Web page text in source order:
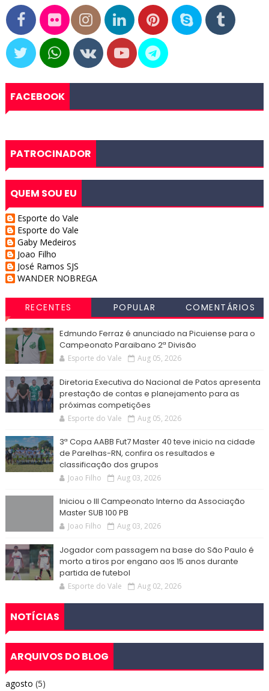
FACEBOOK
PATROCINADOR
QUEM SOU EU
Esporte do Vale
Esporte do Vale
Gaby Medeiros
Joao Filho
José Ramos SJS
WANDER NOBREGA
RECENTES POPULAR COMENTÁRIOS
Edmundo Ferraz é anunciado na Picuiense para o
Campeonato Paraibano 2ª Divisão
Esporte do Vale Aug 05, 2026
Diretoria Executiva do Nacional de Patos apresenta
prestação de contas e planejamento para as
próximas competições
Esporte do Vale Aug 05, 2026
3ª Copa AABB Fut7 Master 40 teve inicio na cidade
de Parelhas-RN, confira os resultados e
classificação dos grupos
Joao Filho Aug 03, 2026
Iniciou o III Campeonato Interno da Associação
Master SUB 100 PB
Joao Filho Aug 03, 2026
Jogador com passagem na base do São Paulo é
morto a tiros por engano aos 15 anos durante
partida de futebol
Esporte do Vale Aug 02, 2026
NOTÍCIAS
ARQUIVOS DO BLOG
agosto (5)